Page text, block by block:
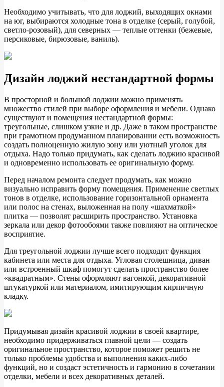
Необходимо учитывать, что для лоджий, выходящих окнами
на юг, выбираются холодные тона в отделке (серый, голубой,
светло-розовый), для северных — теплые оттенки (бежевые,
персиковые, бирюзовые, ваниль).
Дизайн лоджий нестандартной формы
В просторной и большой лоджии можно применять
множество стилей при выборе оформления и мебели. Однако
существуют и помещения нестандартной формы:
треугольные, слишком узкие и др. Даже в таком пространстве
при грамотном продуманном планировании есть возможность
создать полноценную жилую зону или уютный уголок для
отдыха. Надо только придумать, как сделать лоджию красивой
и одновременно использовать ее оригинальную форму.
Перед началом ремонта следует продумать, как можно
визуально исправить форму помещения. Применение светлых
тонов в отделке, использование горизонтальной орнамента
или полос на стенах, выложенная на полу «шахматкой»
плитка — позволят расширить пространство. Установка
зеркала или декор фотообоями также повлияют на оптическое
восприятие.
Для треугольной лоджии лучше всего подходит функция
кабинета или места для отдыха. Угловая столешница, диван
или встроенный шкаф помогут сделать пространство более
«квадратным». Стены оформляют вагонкой, декоративной
штукатуркой или материалом, имитирующим кирпичную
кладку.
Придумывая дизайн красивой лоджии в своей квартире,
необходимо придерживаться главной цели — создать
оригинальное пространство, которое поможет решить не
только проблемы удобства и выполнения каких-либо
функций, но и создаст эстетичность и гармонию в сочетании
отделки, мебели и всех декоративных деталей.